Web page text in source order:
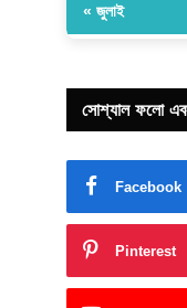
« জুলাই
সোশ্যাল ফলো এবং
Facebook
Pinterest